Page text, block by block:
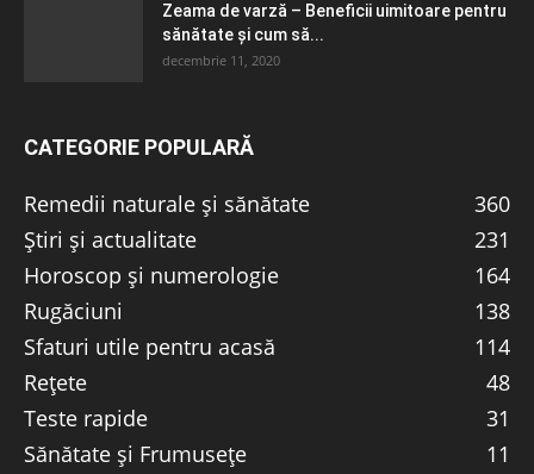
Zeama de varză – Beneficii uimitoare pentru
sănătate și cum să...
decembrie 11, 2020
CATEGORIE POPULARĂ
Remedii naturale și sănătate
360
Știri și actualitate
231
Horoscop și numerologie
164
Rugăciuni
138
Sfaturi utile pentru acasă
114
Rețete
48
Teste rapide
31
Sănătate și Frumusețe
11